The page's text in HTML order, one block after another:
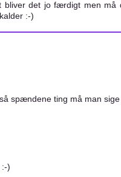
bliver det jo færdigt men må
:-)
spændene ting må man sige
:-)